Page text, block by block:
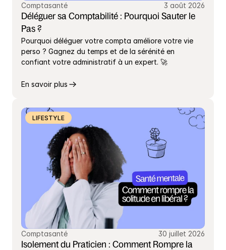
Comptasanté 3 août 2026
Déléguer sa Comptabilité : Pourquoi Sauter le
Pas ?
Pourquoi déléguer votre compta améliore votre vie
perso ? Gagnez du temps et de la sérénité en
confiant votre administratif à un expert. 🚀
En savoir plus
LIFESTYLE
Comptasanté 30 juillet 2026
Isolement du Praticien : Comment Rompre la